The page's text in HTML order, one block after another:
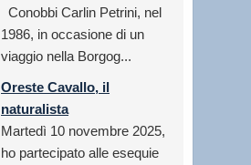
Conobbi Carlin Petrini, nel
1986, in occasione di un
viaggio nella Borgog...
Oreste Cavallo, il
naturalista
Martedì 10 novembre 2025,
ho partecipato alle esequie